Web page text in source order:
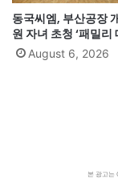
동국씨엠, 부산공장
원 자녀 초청 ‘패밀리
August 6, 2026
본 광고는